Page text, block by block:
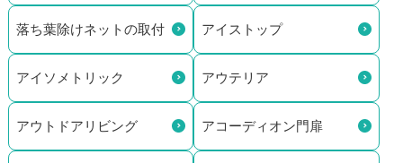
落ち葉除けネットの取付 アイストップ
アイソメトリック アウテリア
アウトドアリビング アコーディオン門扉